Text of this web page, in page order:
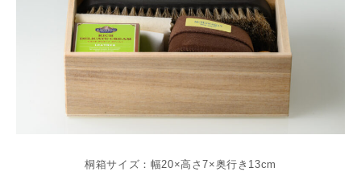
桐箱サイズ：幅20×高さ7×奥行き13cm